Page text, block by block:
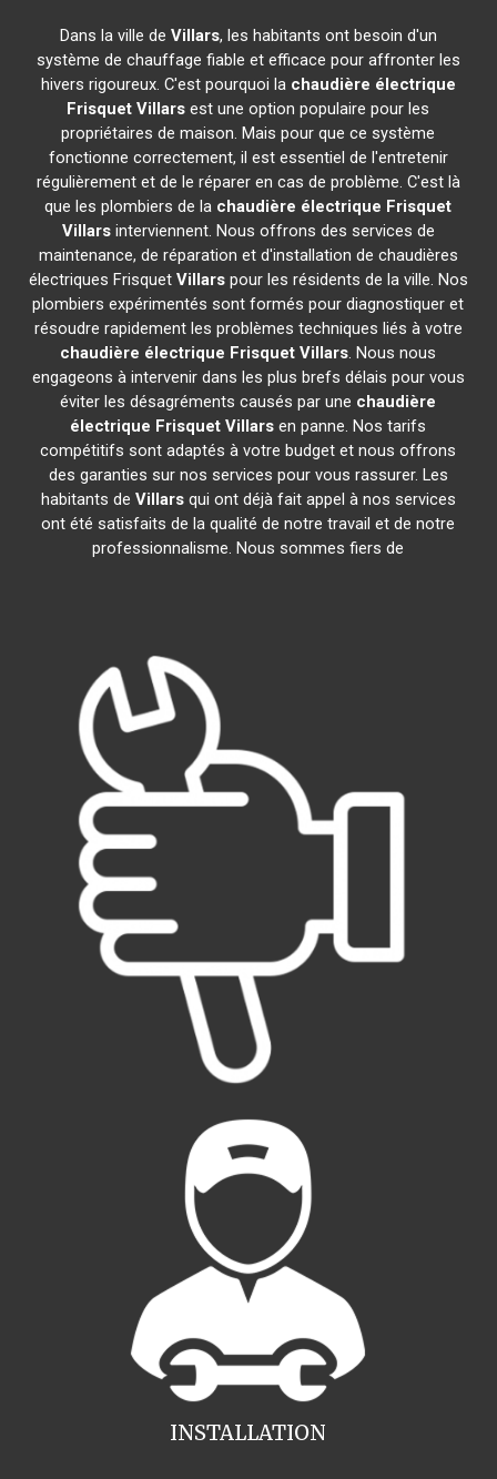
Dans la ville de Villars, les habitants ont besoin d'un
système de chauffage fiable et efficace pour affronter les
hivers rigoureux. C'est pourquoi la chaudière électrique
Frisquet Villars est une option populaire pour les
propriétaires de maison. Mais pour que ce système
fonctionne correctement, il est essentiel de l'entretenir
régulièrement et de le réparer en cas de problème. C'est là
que les plombiers de la chaudière électrique Frisquet
Villarsinterviennent. Nous offrons des services de
maintenance, de réparation et d'installation de chaudières
électriques Frisquet Villarspour les résidents de la ville. Nos
plombiers expérimentés sont formés pour diagnostiquer et
résoudre rapidement les problèmes techniques liés à votre
chaudière électrique Frisquet Villars. Nous nous
engageons à intervenir dans les plus brefs délais pour vous
éviter les désagréments causés par une chaudière
électrique Frisquet Villars en panne. Nos tarifs
compétitifs sont adaptés à votre budget et nous offrons
des garanties sur nos services pour vous rassurer. Les
habitants de Villarsqui ont déjà fait appel à nos services
ont été satisfaits de la qualité de notre travail et de notre
professionnalisme. Nous sommes fiers de
INSTALLATION